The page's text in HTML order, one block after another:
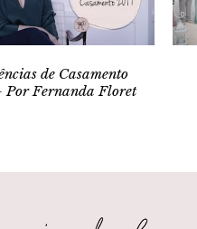
de Casamento
Por Fernanda Floret